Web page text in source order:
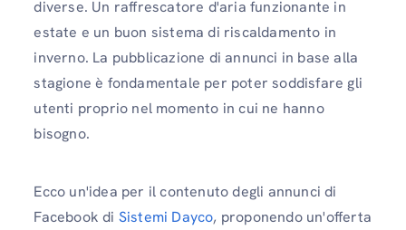
diverse. Un raffrescatore d'aria funzionante in
estate e un buon sistema di riscaldamento in
inverno. La pubblicazione di annunci in base alla
stagione è fondamentale per poter soddisfare gli
utenti proprio nel momento in cui ne hanno
bisogno.
Ecco un'idea per il contenuto degli annunci di
Facebook di Sistemi Dayco, proponendo un'offerta